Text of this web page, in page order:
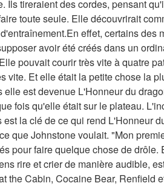
Ils tireraient des cordes, pensant
toute seule. Elle découvrirait
effet, certains
avoir été créés dans un
pouvait courir très vite à quatre
vite. Et elle était la petite chose la
elle est devenue L'Honneur du
fois qu'elle était sur le plateau.
la clé de ce qui rend L'Honneur
que Johnstone voulait. "Mon
pour faire quelque chose de
rire et crier de manière audible,
the Cabin, Cocaine Bear, Renfield